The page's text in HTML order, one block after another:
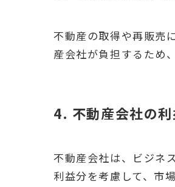
不動産の取得や再販売
産会社が負担するため
4. 不動産会社の
不動産会社は、ビジネ
利益分を考慮して、市